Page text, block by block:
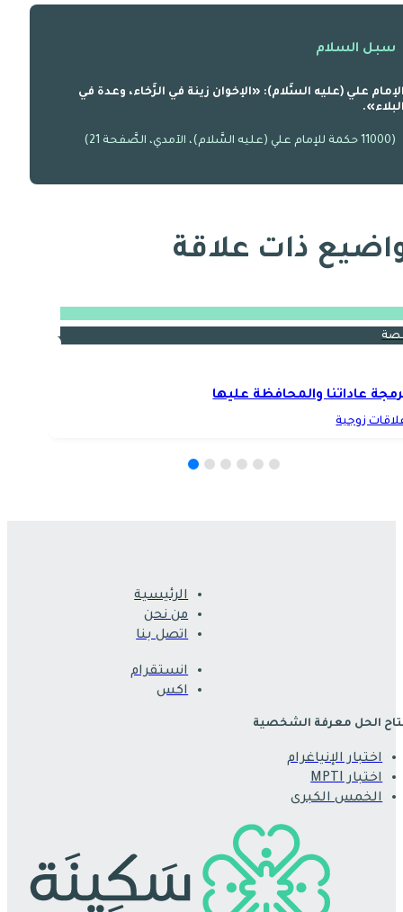
سبل السلام
علي (عليه السَّلام): «الإخوان زينة في الرَّخاء، وعدة في
(11000 حكمة للإمام علي (عليه السَّلام)، الآمدي، الصَّفحة 21)
ذات علاقة
عاداتنا والمحافظة عليها
زوجية
الرئيسية
من نحن
اتصل بنا
انستقرام
اكس
الحل معرفة الشخصية
اختبار الإنياغرام
اختبار MPTI
الخمس الكبرى